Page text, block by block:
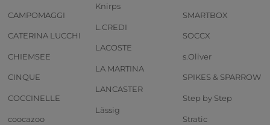
CAMPOMAGGI
CATERINA LUCCHI
CHIEMSEE
CINQUE
COCCINELLE
coocazoo
Knirps
L.CREDI
LACOSTE
LA MARTINA
LANCASTER
Lässig
SMARTBOX
SOCCX
s.Oliver
SPIKES & SPARROW
Step by Step
Stratic